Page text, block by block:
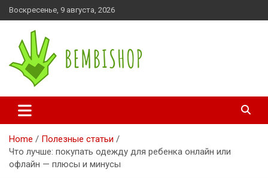
Skip
to
Воскресенье, 9 августа, 2026
bembishop.com.ua
Home
Полезные статьи
Что лучше: покупать одежду для ребенка онлайн или
офлайн — плюсы и минусы